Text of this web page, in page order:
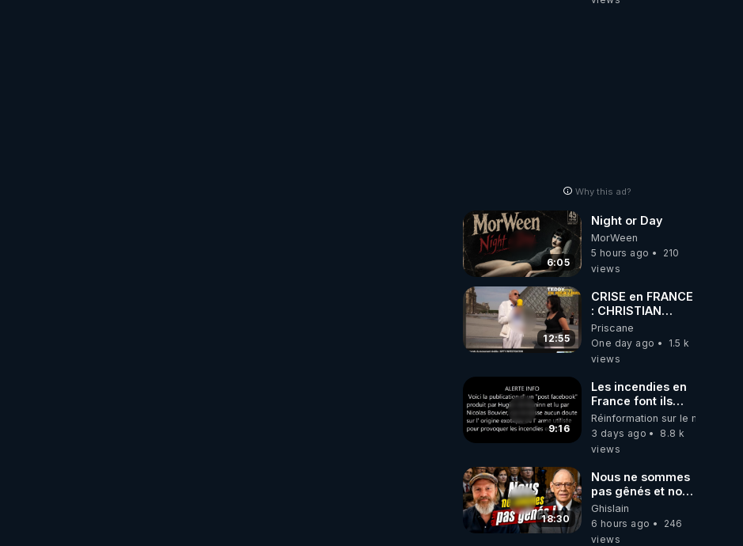
Why this ad?
6:05
Night or Day
MorWeen
5 hours ago
210
views
12:55
CRISE en FRANCE
: CHRISTIAN
COTTEN FAIT une
étrange
découverte
Priscane
One day ago
1.5 k
views
9:16
Les incendies en
France font ils
partie d' un plan
qui aurait débuté
le 11 septembre
Réinformation sur le monde
3 days ago
8.8 k
views
18:30
Nous ne sommes
pas gênés et nous
n’avons pas
besoin de nous
excuser ! #jw
Ghislain
6 hours ago
246
views